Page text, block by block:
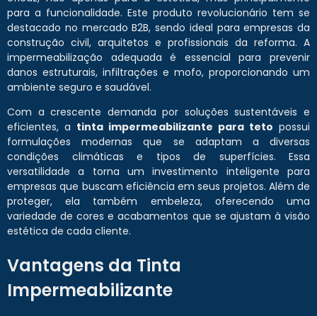
para a funcionalidade. Este produto revolucionário tem se
destacado no mercado B2B, sendo ideal para empresas da
construção civil, arquitetos e profissionais da reforma. A
impermeabilização adequada é essencial para prevenir
danos estruturais, infiltrações e mofo, proporcionando um
ambiente seguro e saudável.
Com a crescente demanda por soluções sustentáveis e
eficientes, a tinta impermeabilizante para teto possui
formulações modernas que se adaptam a diversas
condições climáticas e tipos de superfícies. Essa
versatilidade a torna um investimento inteligente para
empresas que buscam eficiência em seus projetos. Além de
proteger, ela também embeleza, oferecendo uma
variedade de cores e acabamentos que se ajustam à visão
estética de cada cliente.
Vantagens da Tinta
Impermeabilizante